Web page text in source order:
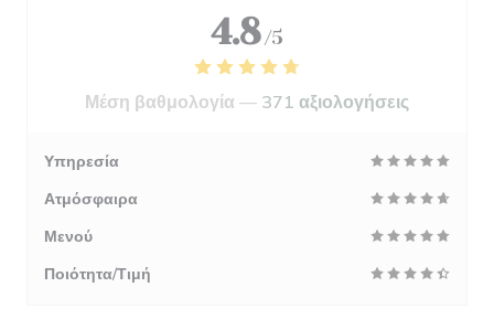
4.8 /5
Μέση βαθμολογία — 371 αξιολογήσεις
Υπηρεσία
Ατμόσφαιρα
Μενού
Ποιότητα/Τιμή